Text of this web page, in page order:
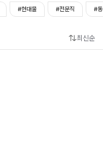
#현대물 #전문직 #
최신순